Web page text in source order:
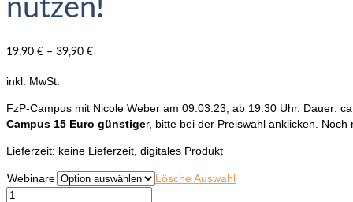
nutzen!
19,90 € – 39,90 €
inkl. MwSt.
FzP-Campus mit Nicole Weber am 09.03.23, ab 19.30 Uhr. Dauer:
Campus 15 Euro günstiger, bitte bei der Preiswahl anklicken. Noch
Lieferzeit: keine Lieferzeit, digitales Produkt
Webinare
Lösche Auswahl
FzP-